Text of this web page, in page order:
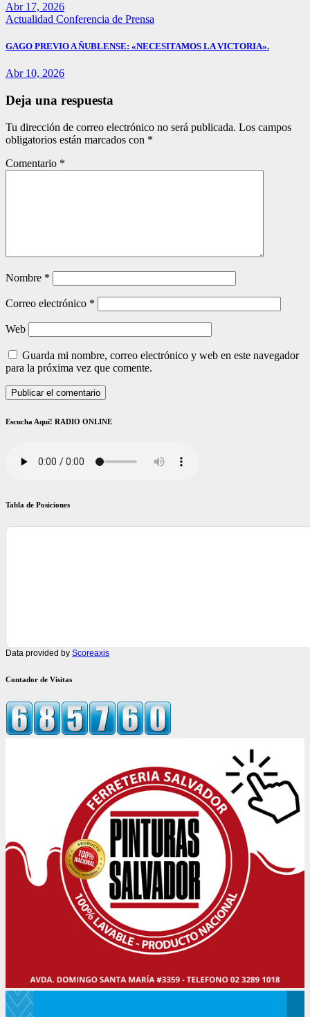
Abr 17, 2026
Actualidad Conferencia de Prensa
GAGO PREVIO A ÑUBLENSE: «NECESITAMOS LA VICTORIA».
Abr 10, 2026
Deja una respuesta
Tu dirección de correo electrónico no será publicada. Los campos
obligatorios están marcados con *
Comentario *
Nombre *
Correo electrónico *
Web
Guarda mi nombre, correo electrónico y web en este navegador
para la próxima vez que comente.
Escucha Aquí! RADIO ONLINE
Tabla de Posiciones
Data provided by Scoreaxis
Contador de Visitas